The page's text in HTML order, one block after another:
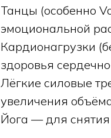
Танцы (особенно
эмоциональной
Кардионагрузки
здоровья
Лёгкие силовые
увеличения
Йога — для снятия